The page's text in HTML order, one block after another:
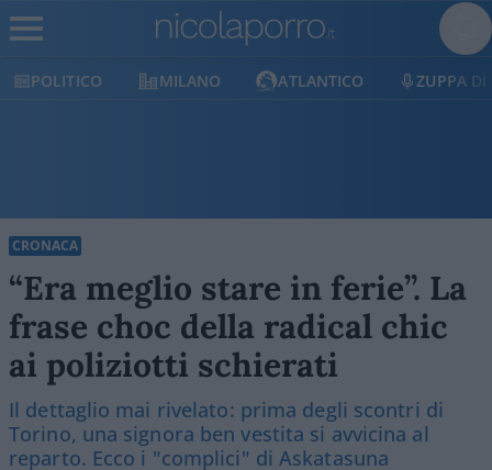
MILANO ATLANTICO ZUPPA DI PORRO
CRONACA
“Era meglio stare in ferie”. La
frase choc della radical chic
ai poliziotti schierati
Il dettaglio mai rivelato: prima degli scontri di
Torino, una signora ben vestita si avvicina al
reparto. Ecco i "complici" di Askatasuna